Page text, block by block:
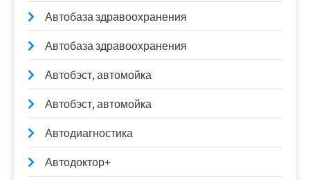
Автобаза здравоохранения
Автобаза здравоохранения
Автобэст, автомойка
Автобэст, автомойка
Автодиагностика
Автодоктор+